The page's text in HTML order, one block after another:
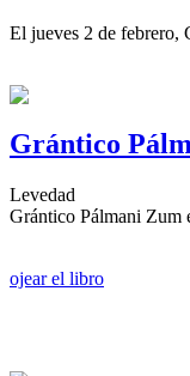
El jueves 2 de febrero,
Grántico
Levedad
Grántico Pálmani Zum
ojear el libro